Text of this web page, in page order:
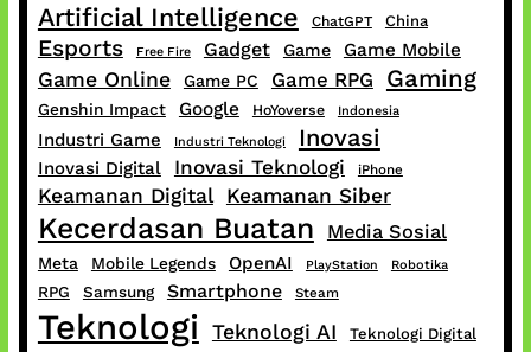
Artificial Intelligence ChatGPT China
Esports Free Fire Gadget Game Game Mobile
Game Online Game PC Game RPG Gaming
Genshin Impact Google HoYoverse Indonesia
Industri Game Industri Teknologi Inovasi
Inovasi Digital Inovasi Teknologi iPhone
Keamanan Digital Keamanan Siber
Kecerdasan Buatan Media Sosial
Meta Mobile Legends OpenAI PlayStation Robotika
RPG Samsung Smartphone Steam
Teknologi Teknologi AI Teknologi Digital